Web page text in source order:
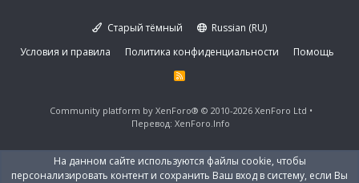
Старый тёмный
Russian (RU)
Условия и правила
Политика конфиденциальности Помощь
R
Community platform by XenForo® © 2010-2026 XenForo Ltd
Перевод: XenForo.Info
На данном сайте используются файлы cookie, чтобы
персонализировать контент и сохранить Ваш вход в систему, если Вы